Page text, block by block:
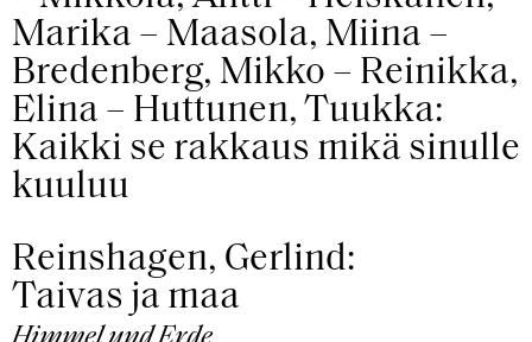
Marika – Maasola, Miina –
Bredenberg, Mikko – Reinikka,
Elina – Huttunen, Tuukka:
Kaikki se rakkaus mikä sinulle
kuuluu
Reinshagen, Gerlind:
Taivas ja maa